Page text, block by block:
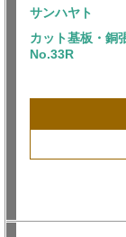
サンハヤト
カット基板・銅
No.33R